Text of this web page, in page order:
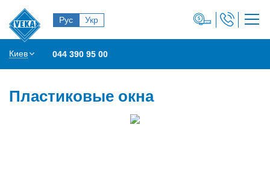
Рус Укр
Киев 044 390 95 00
Пластиковые окна